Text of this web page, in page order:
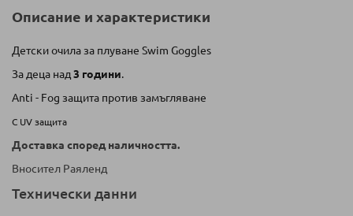
Описание и характеристики
Детски очила за плуване Swim Goggles
За деца над3 години.
Anti - Fog защита против замъгляване
С UV защита
Доставка според наличността.
Вносител Раяленд
Технически данни